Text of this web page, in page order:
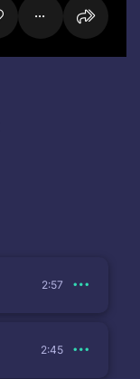
2:57
2:45